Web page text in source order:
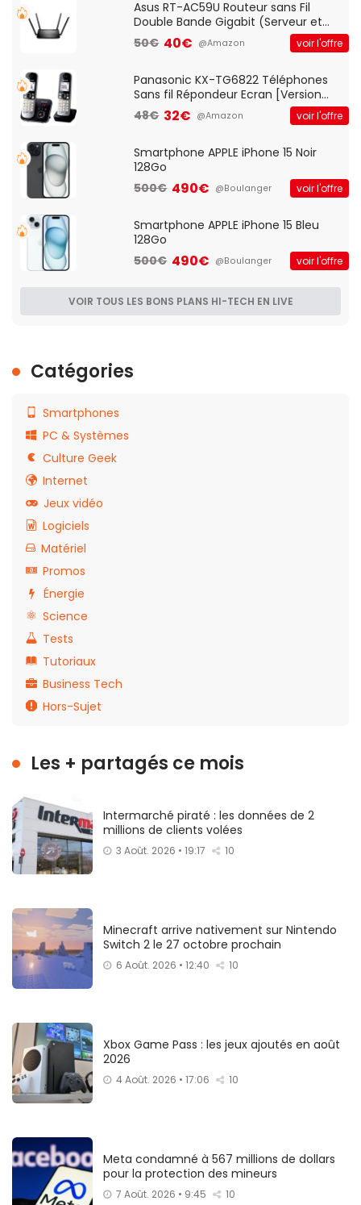
Asus RT-AC59U Routeur sans Fil
Double Bande Gigabit (Serveur et
Client VPN, Triple Vlan, Mode Point
d'accès et Bridge, contrôle Parental,
50€ 40€ @Amazon voir l'offre
Panasonic KX-TG6822 Téléphones
Sans fil Répondeur Ecran [Version
Française]
48€ 32€ @Amazon voir l'offre
Smartphone APPLE iPhone 15 Noir
128Go
500€ 490€ @Boulanger voir l'offre
Smartphone APPLE iPhone 15 Bleu
128Go
500€ 490€ @Boulanger voir l'offre
VOIR TOUS LES BONS PLANS HI-TECH EN LIVE
Catégories
Smartphones
PC & Systèmes
Culture Geek
Internet
Jeux vidéo
Logiciels
Matériel
Promos
Énergie
Science
Tests
Tutoriaux
Business Tech
Hors-Sujet
Les + partagés ce mois
Intermarché piraté : les données de 2
millions de clients volées
3 Août. 2026 • 19:17 10
Minecraft arrive nativement sur Nintendo
Switch 2 le 27 octobre prochain
6 Août. 2026 • 12:40 10
Xbox Game Pass : les jeux ajoutés en août
2026
4 Août. 2026 • 17:06 10
Meta condamné à 567 millions de dollars
pour la protection des mineurs
7 Août. 2026 • 9:45 10